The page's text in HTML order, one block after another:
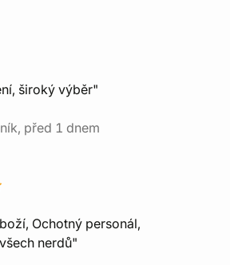
široký výběr"
před 1 dnem
Ochotný personál,
nerdů"